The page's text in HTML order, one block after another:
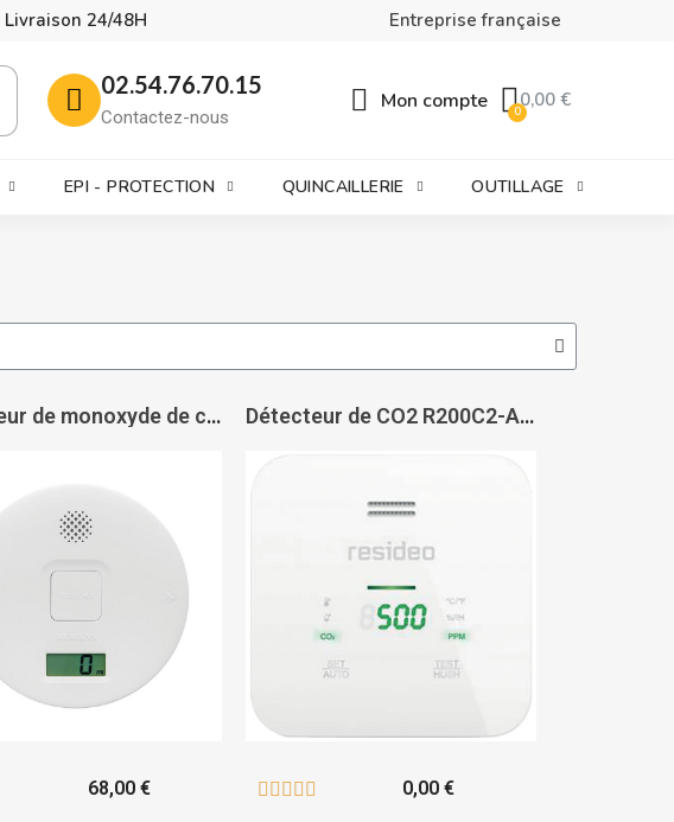
Livraison 24/48H Entreprise française
02.54.76.70.15
Contactez-nous
Mon compte 0,00 €
EPI - PROTECTION QUINCAILLERIE OUTILLAGE
Détecteur de monoxyde de carbone Delta Reflex - SIEMENS
68,00 €
Détecteur de CO2 R200C2-A - RESIDEO
     0,00 €